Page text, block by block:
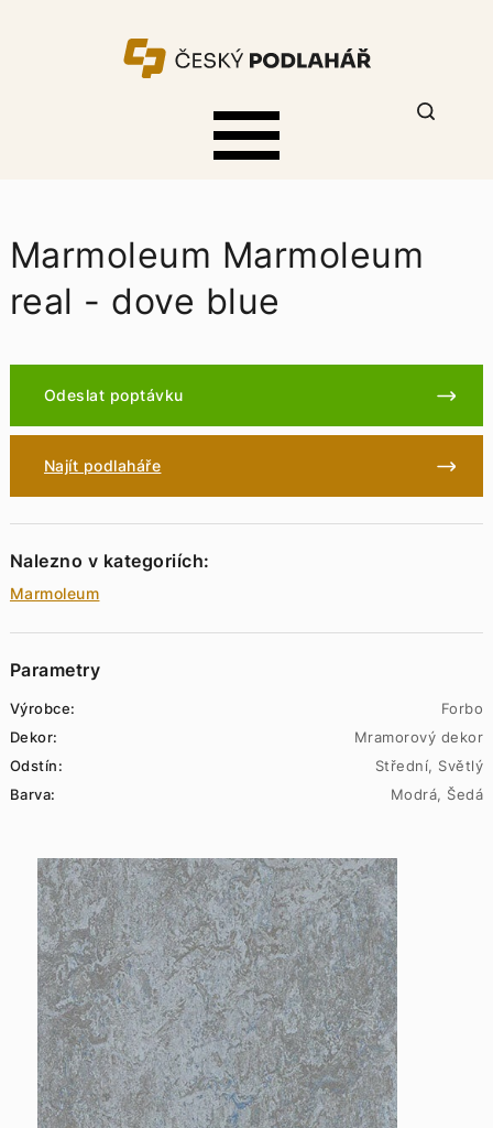
Marmoleum Marmoleum
real - dove blue
Odeslat poptávku
Najít podlaháře
Nalezno v kategoriích:
Marmoleum
Parametry
Výrobce:
Forbo
Dekor:
Mramorový dekor
Odstín:
Střední, Světlý
Barva:
Modrá, Šedá